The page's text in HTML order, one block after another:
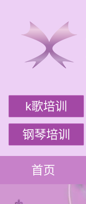
k歌培训
钢琴培训
首页